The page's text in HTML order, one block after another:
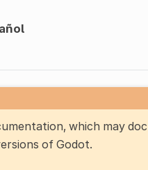
which may
of Godot.